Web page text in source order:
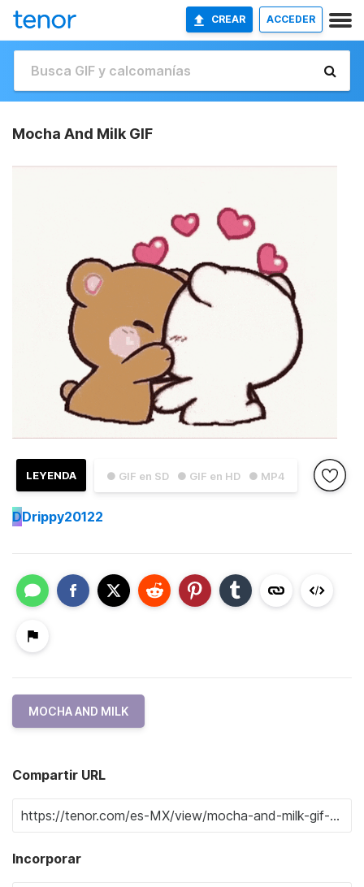
CREAR ACCEDER
Mocha And Milk GIF
● GIF en SD ● GIF en HD ● MP4
LEYENDA
DDrippy20122
MOCHA AND MILK
Compartir URL
Incorporar